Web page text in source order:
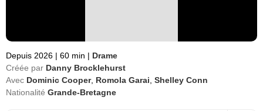
Depuis 2026 | 60 min | Drame
Créée par Danny Brocklehurst
Avec Dominic Cooper, Romola Garai Shelley Conn
Nationalité Grande-Bretagne